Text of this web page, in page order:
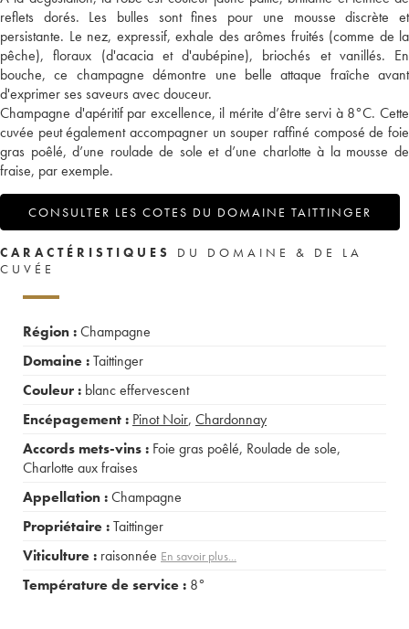
reflets dorés. Les bulles sont fines pour une mousse discrète et
persistante. Le nez, expressif, exhale des arômes fruités (comme de la
pêche), floraux (d'acacia et d'aubépine), briochés et vanillés. En
bouche, ce champagne démontre une belle attaque fraîche avant
d'exprimer ses saveurs avec douceur.
Champagne d'apéritif par excellence, il mérite d’être servi à 8°C. Cette
cuvée peut également accompagner un souper raffiné composé de foie
gras poêlé, d’une roulade de sole et d’une charlotte à la mousse de
fraise, par exemple.
CONSULTER LES COTES DU DOMAINE TAITTINGER
CARACTÉRISTIQUES
DU DOMAINE & DE LA
CUVÉE
Région :Champagne
Domaine :Taittinger
Couleur : blanc effervescent
Encépagement : Pinot Noir, Chardonnay
Accords mets-vins : Foie gras poêlé, Roulade de sole,
Charlotte aux fraises
Appellation :Champagne
Propriétaire :Taittinger
Viticulture : raisonnée En savoir plus...
Température de service : 8°